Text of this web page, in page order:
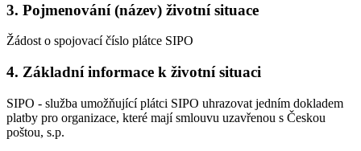
3. Pojmenování (název) životní situace
Žádost o spojovací číslo plátce SIPO
4. Základní informace k životní situaci
SIPO - služba umožňující plátci SIPO uhrazovat jedním dokladem
platby pro organizace, které mají smlouvu uzavřenou s Českou
poštou, s.p.